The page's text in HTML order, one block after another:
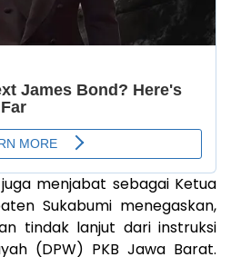
menjabat sebagai Ketua
Sukabumi menegaskan,
tindak lanjut dari instruksi
(DPW) PKB Jawa Barat.